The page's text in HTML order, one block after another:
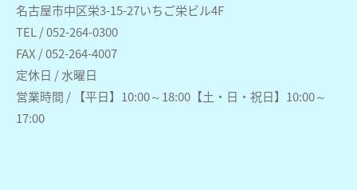
名古屋市中区栄3-15-27いちご栄ビル4F
TEL / 052-264-0300
FAX / 052-264-4007
定休日 / 水曜日
営業時間 / 【平日】10:00～18:00【土・日・祝日】10:00～
17:00